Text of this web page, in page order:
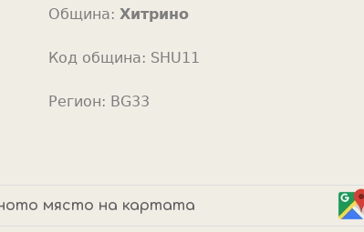
Община: Хитрино
Код община: SHU11
Регион: BG33
място на картата